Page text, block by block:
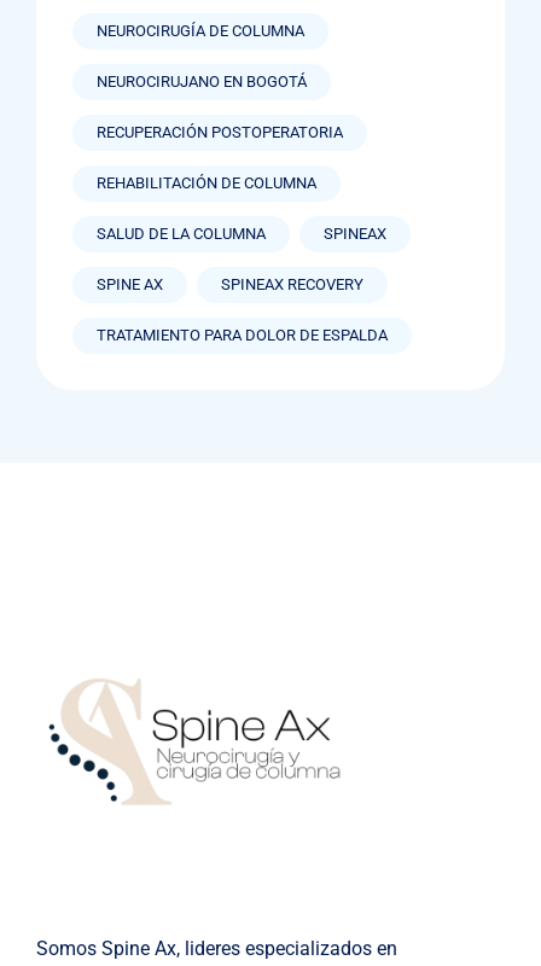
NEUROCIRUGÍA DE COLUMNA
NEUROCIRUJANO EN BOGOTÁ
RECUPERACIÓN POSTOPERATORIA
REHABILITACIÓN DE COLUMNA
SALUD DE LA COLUMNA SPINEAX
SPINE AX SPINEAX RECOVERY
TRATAMIENTO PARA DOLOR DE ESPALDA
Somos Spine Ax, lideres especializados en